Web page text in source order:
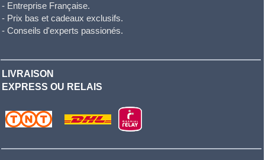
- Entreprise Française.
- Prix bas et cadeaux exclusifs.
- Conseils d'experts passionés.
LIVRAISON
EXPRESS OU RELAIS